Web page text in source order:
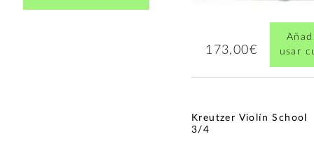
173,00€
usar
Kreutzer Violín School
3/4